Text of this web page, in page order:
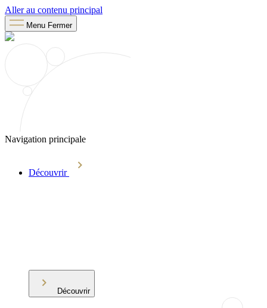
Aller au contenu principal
Menu Fermer
Navigation principale
Découvrir
Découvrir